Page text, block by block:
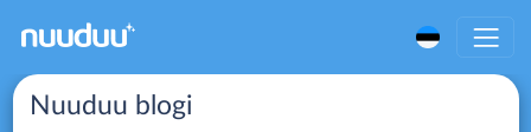
Nuuduu blogi